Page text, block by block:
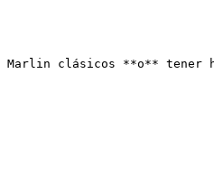
Marlin clásicos **o**